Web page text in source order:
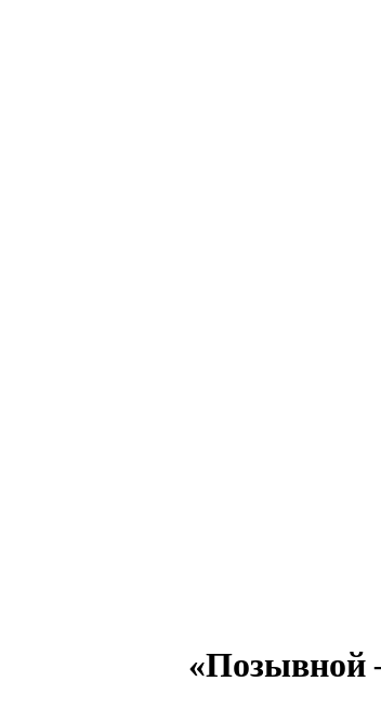
«Позывной